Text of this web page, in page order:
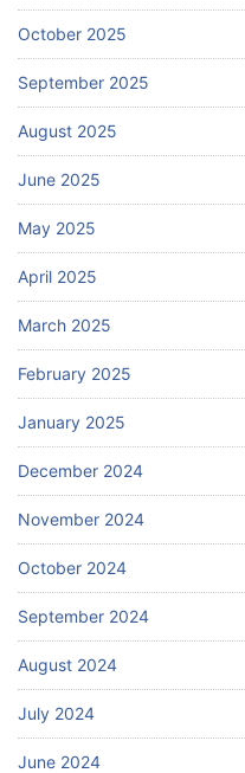
October 2025
September 2025
August 2025
June 2025
May 2025
April 2025
March 2025
February 2025
January 2025
December 2024
November 2024
October 2024
September 2024
August 2024
July 2024
June 2024